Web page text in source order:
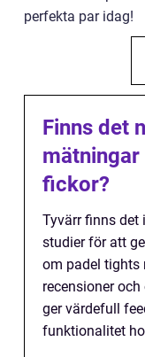
perfekta par idag!
Finns det
fickor?
Tyvärr finns
studier för att
om padel tights
recensioner
ger värdefull
funktionalitet